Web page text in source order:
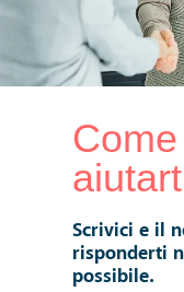
Scrivici e il
risponderti
possibile.